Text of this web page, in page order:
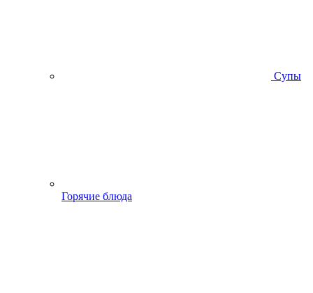
Супы
Горячие блюда